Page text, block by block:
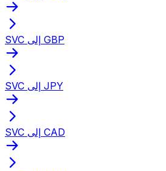
SVC إلى GBP
SVC إلى JPY
SVC إلى CAD